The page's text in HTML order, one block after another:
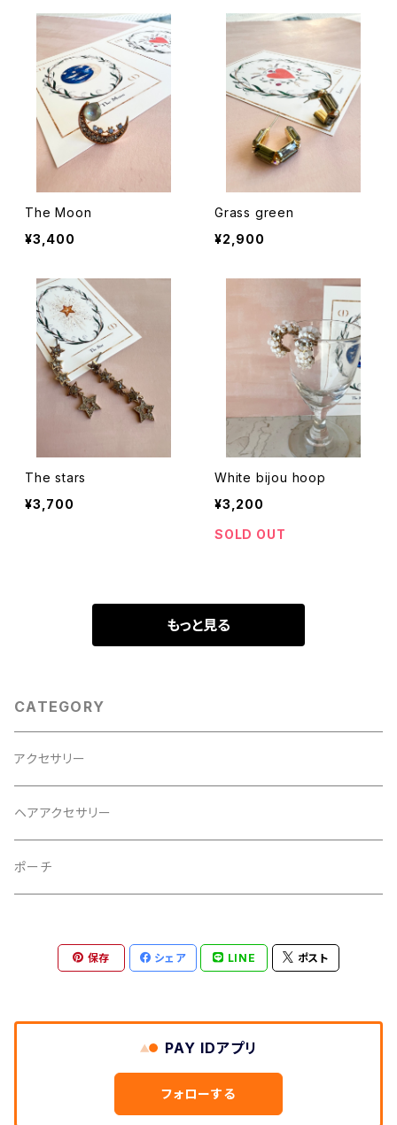
The Moon
¥3,400
Grass green
¥2,900
The stars
¥3,700
White bijou hoop
¥3,200
SOLD OUT
もっと見る
CATEGORY
アクセサリー
ヘアアクセサリー
ポーチ
保存 シェア LINE ポスト
PAY IDアプリ
フォローする